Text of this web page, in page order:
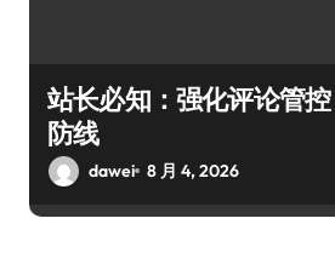
站长必知：强化评论管
防线
dawei 8 月 4, 2026